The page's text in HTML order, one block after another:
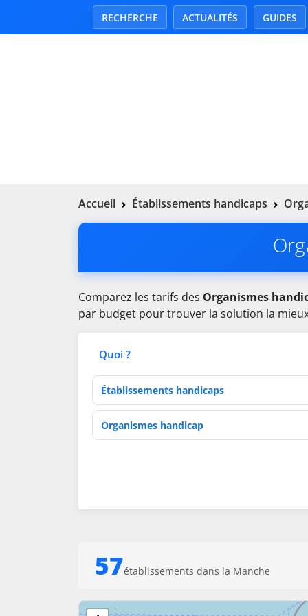
RECHERCHE ACTUALITÉS GUIDES
Accueil Établissements handicaps
Comparez les tarifs des Organismes
par budget pour trouver la solution la
Quoi ?
Type d'établissement
Activités de soins
57établissements dans la Manche